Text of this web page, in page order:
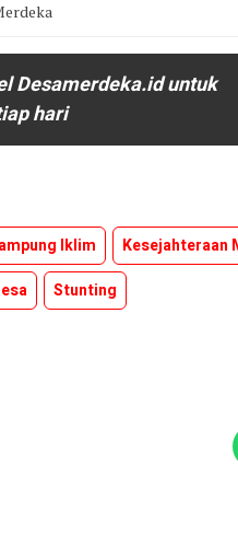
Desamerdeka.id untuk
hari
Iklim
Kesejahteraan
Stunting